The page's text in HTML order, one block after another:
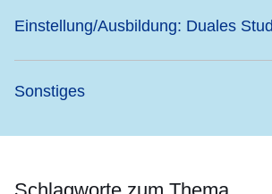
Einstellung/Ausbildung: Duales
Sonstiges